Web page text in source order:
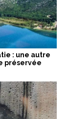
: une autre
préservée